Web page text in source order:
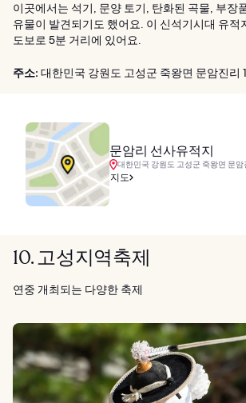
이곳에서는 석기, 문양 토기, 탄화된 곡물, 부장
유물이 발견되기도 했어요. 이 신석기시대 유적
도보로 5분 거리에 있어요.
주소: 대한민국 강원도 고성군 죽왕면 문암진리 1
문암리 선사유적지
대한민국 강원도 고성군 죽왕면 문암
지도
10. 고성지역축제
연중 개최되는 다양한 축제